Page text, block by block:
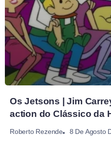
Os Jetsons | Jim
action do Clássico da
Roberto Rezende 8 De Agosto